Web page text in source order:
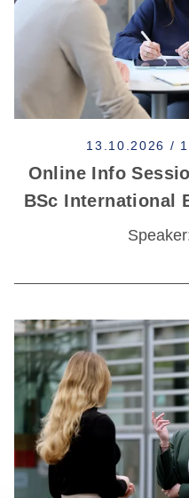
13.10.2026 /
Online Info
BSc International